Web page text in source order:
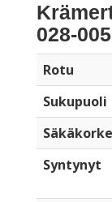
028-
Rotu
Sukupuoli
Syntynyt